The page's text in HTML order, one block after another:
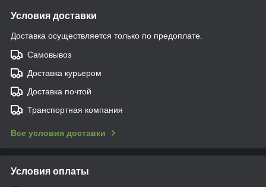
Условия доставки
Доставка осуществляется только по предоплате.
Самовывоз
Доставка курьером
Доставка почтой
Транспортная компания
Все условия доставки
Условия оплаты